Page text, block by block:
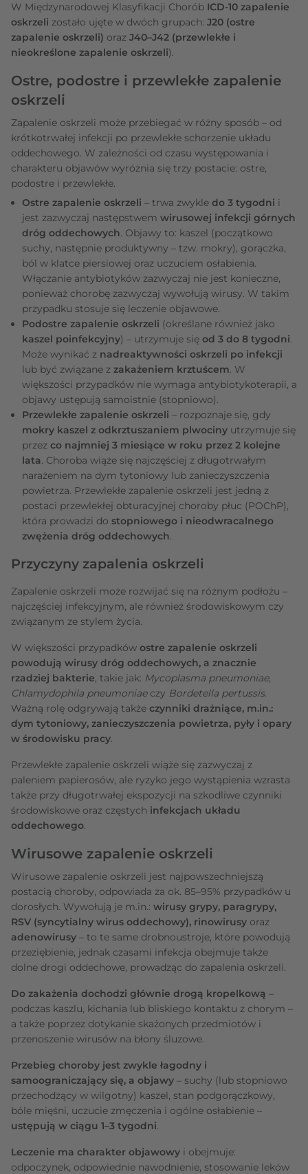
W Międzynarodowej Klasyfikacji Chorób ICD-10 zapalenie
oskrzeli zostało ujęte w dwóch grupach: J20 (ostre
zapalenie oskrzeli) oraz J40–J42 (przewlekłe i
nieokreślone zapalenie oskrzeli).
Ostre, podostre i przewlekłe zapalenie
oskrzeli
Zapalenie oskrzeli może przebiegać w różny sposób – od
krótkotrwałej infekcji po przewlekłe schorzenie układu
oddechowego. W zależności od czasu występowania i
charakteru objawów wyróżnia się trzy postacie: ostre,
podostre i przewlekłe.
Ostre zapalenie oskrzeli – trwa zwykle do 3 tygodni i
jest zazwyczaj następstwem wirusowej infekcji górnych
dróg oddechowych. Objawy to: kaszel (początkowo
suchy, następnie produktywny – tzw. mokry), gorączka,
ból w klatce piersiowej oraz uczuciem osłabienia.
Włączanie antybiotyków zazwyczaj nie jest konieczne,
ponieważ chorobę zazwyczaj wywołują wirusy. W takim
przypadku stosuje się leczenie objawowe.
Podostre zapalenie oskrzeli (określane również jako
kaszel poinfekcyjny) – utrzymuje się od 3 do 8 tygodni.
Może wynikać z nadreaktywności oskrzeli po infekcji
lub być związane z zakażeniem krztuścem. W
większości przypadków nie wymaga antybiotykoterapii, a
objawy ustępują samoistnie (stopniowo).
Przewlekłe zapalenie oskrzeli – rozpoznaje się, gdy
mokry kaszel z odkrztuszaniem plwociny utrzymuje się
przez co najmniej 3 miesiące w roku przez 2 kolejne
lata. Choroba wiąże się najczęściej z długotrwałym
narażeniem na dym tytoniowy lub zanieczyszczenia
powietrza. Przewlekłe zapalenie oskrzeli jest jedną z
postaci przewlekłej obturacyjnej choroby płuc (POChP),
która prowadzi do stopniowego i nieodwracalnego
zwężenia dróg oddechowych.
Przyczyny zapalenia oskrzeli
Zapalenie oskrzeli może rozwijać się na różnym podłożu –
najczęściej infekcyjnym, ale również środowiskowym czy
związanym ze stylem życia.
W większości przypadków ostre zapalenie oskrzeli
powodują wirusy dróg oddechowych, a znacznie
rzadziej bakterie, takie jak: Mycoplasma pneumoniae,
Chlamydophila pneumoniaeczy Bordetella pertussis.
Ważną rolę odgrywają także czynniki drażniące, m.in.:
dym tytoniowy, zanieczyszczenia powietrza, pyły i opary
w środowisku pracy.
Przewlekłe zapalenie oskrzeli wiąże się zazwyczaj z
paleniem papierosów, ale ryzyko jego wystąpienia wzrasta
także przy długotrwałej ekspozycji na szkodliwe czynniki
środowiskowe oraz częstych infekcjach układu
oddechowego.
Wirusowe zapalenie oskrzeli
Wirusowe zapalenie oskrzeli jest najpowszechniejszą
postacią choroby, odpowiada za ok. 85–95% przypadków u
dorosłych. Wywołują je m.in.: wirusy grypy, paragrypy,
RSV (syncytialny wirus oddechowy), rinowirusy oraz
adenowirusy – to te same drobnoustroje, które powodują
przeziębienie, jednak czasami infekcja obejmuje także
dolne drogi oddechowe, prowadząc do zapalenia oskrzeli.
Do zakażenia dochodzi głównie drogą kropelkową –
podczas kaszlu, kichania lub bliskiego kontaktu z chorym –
a także poprzez dotykanie skażonych przedmiotów i
przenoszenie wirusów na błony śluzowe.
Przebieg choroby jest zwykle łagodny i
samoograniczający się, a objawy – suchy (lub stopniowo
przechodzący w wilgotny) kaszel, stan podgorączkowy,
bóle mięśni, uczucie zmęczenia i ogólne osłabienie –
ustępują w ciągu 1–3 tygodni.
Leczenie ma charakter objawowy i obejmuje:
odpoczynek, odpowiednie nawodnienie, stosowanie leków